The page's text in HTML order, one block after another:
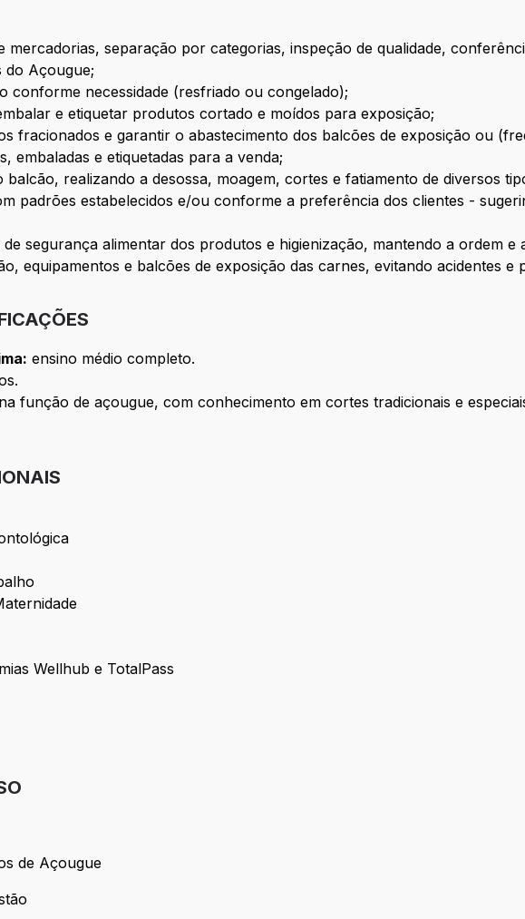
mercadorias, separação por categorias, inspeção de qualidade,
do Açougue;
conforme necessidade (resfriado ou congelado);
e etiquetar produtos cortado e moídos para exposição;
fracionados e garantir o abastecimento dos balcões de exposição ou
embaladas e etiquetadas para a venda;
balcão, realizando a desossa, moagem, cortes e fatiamento de diversos
padrões estabelecidos e/ou conforme a preferência dos clientes -
segurança alimentar dos produtos e higienização, mantendo a ordem e
equipamentos e balcões de exposição das carnes, evitando acidentes e
ensino médio completo.
função de açougue, com conhecimento em cortes tradicionais e
Wellhub e TotalPass
de Açougue
de Açougue